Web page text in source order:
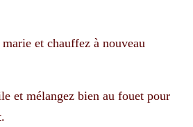
et chauffez à nouveau
et mélangez bien au fouet pour